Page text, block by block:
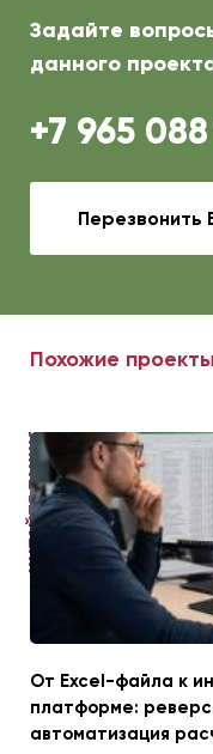
Задайте
данного
+7 965
Перезвонить
Похожие проекты
ЧИТАЙТЕ ТАКЖЕ
От Excel-файла к
платформе:
автоматизация